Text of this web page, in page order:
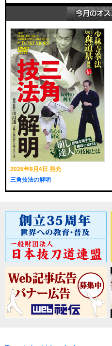
2026年8月4日 発売
三角技法の解明